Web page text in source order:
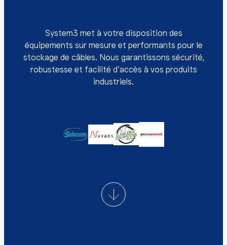
System3 met à votre disposition des
équipements sur mesure et performants pour le
stockage de câbles. Nous garantissons sécurité,
robustesse et facilité d’accès à vos produits
industriels.